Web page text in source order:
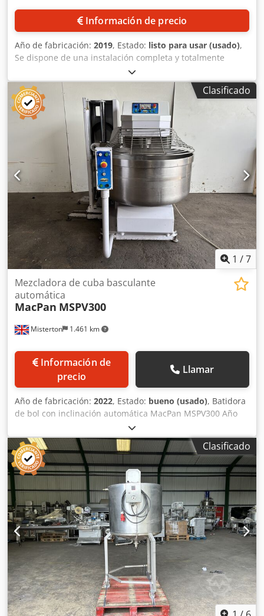
Información de precio
Año de fabricación: 2019, Estado: listo para usar (usado),
Se dispone de una instalación completa y totalmente
automatizada para el almacenamiento y la mezcla de
líquidos, diseñada para la producción de líquidos no
alcohólicos y no inflamables. Depósitos de acero
inoxidable: 2, volumen de cada depósito: 5 m³, volumen
total: 10 m³. Equipamiento: celdas de pesaje, bomba
dosificadora, agitadores, sistema de control y sensores de
nivel. La instalación ha sido utilizada muy poco y, por lo
tanto, se encuentra en un estado prácticamente como
nuevo. Se proporciona documentación. Es posible realizar
una visita in situ. Dcsdpfx Akozl U H Hscek
Clasificado
1 /7
Misterton 1.461 km
Mezcladora de cuba basculante
automática
MacPan MSPV300
Información de
precio
Llamar
Año de fabricación: 2022, Estado: bueno (usado), Batidora
de bol con inclinación automática MacPan MSPV300 Año
2022, bol y batidor de acero inoxidable, movimiento del bol
en ambos sentidos (directo e inverso), con temporizadores,
3 fases. Djdpfxozcg Hho Akcsck
Clasificado